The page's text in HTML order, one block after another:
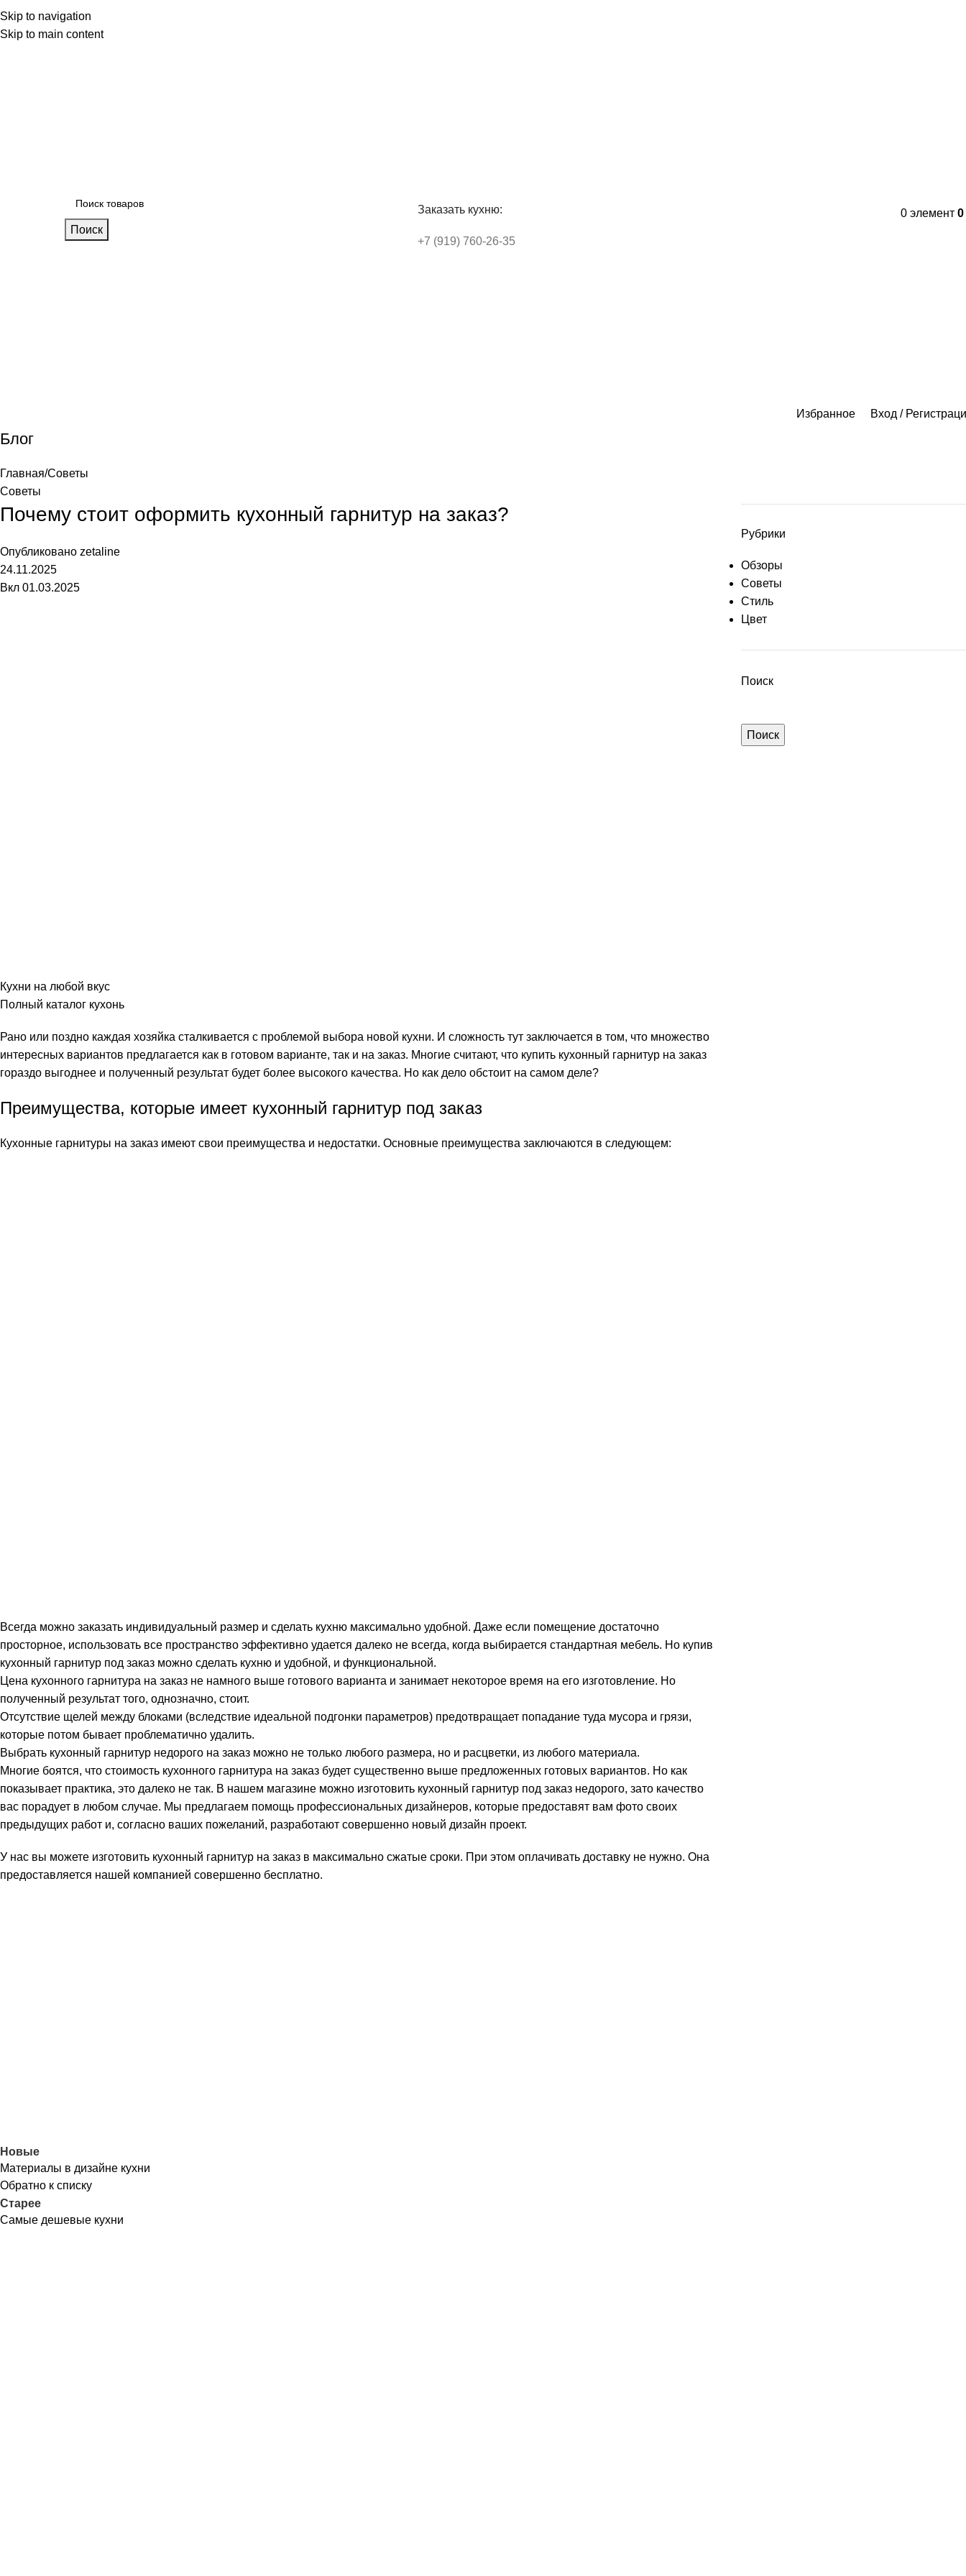
Skip to navigation
Skip to main content
БлогКалькулятор кухни
Поиск
Заказать кухню:
+7 (919) 760-26-35
0 элемент 0
Избранное Вход /
Блог
Главная Советы
Советы
Почему стоит оформить кухонный гарнитур на заказ?
Опубликовано zetaline
24.11.2025
Вкл 01.03.2025
Кухни на любой вкус
Полный каталог кухонь
Рано или поздно каждая хозяйка сталкивается с проблемой выбора новой кухни. И сложность тут заключается в том, что множество
интересных вариантов предлагается как в готовом варианте, так и на заказ. Многие считают, что купить кухонный гарнитур на заказ
гораздо выгоднее и полученный результат будет более высокого качества. Но как дело обстоит на самом деле?
Преимущества, которые имеет кухонный гарнитур под заказ
Кухонные гарнитуры на заказ имеют свои преимущества и недостатки. Основные преимущества заключаются в следующем:
Всегда можно заказать индивидуальный размер и сделать кухню максимально удобной. Даже если помещение достаточно
просторное, использовать все пространство эффективно удается далеко не всегда, когда выбирается стандартная мебель. Но купив
кухонный гарнитур под заказ можно сделать кухню и удобной, и функциональной.
Цена кухонного гарнитура на заказ не намного выше готового варианта и занимает некоторое время на его изготовление. Но
полученный результат того, однозначно, стоит.
Отсутствие щелей между блоками (вследствие идеальной подгонки параметров) предотвращает попадание туда мусора и грязи,
которые потом бывает проблематично удалить.
Выбрать кухонный гарнитур недорого на заказ можно не только любого размера, но и расцветки, из любого материала.
Многие боятся, что стоимость кухонного гарнитура на заказ будет существенно выше предложенных готовых вариантов. Но как
показывает практика, это далеко не так. В нашем магазине можно изготовить кухонный гарнитур под заказ недорого, зато качество
вас порадует в любом случае. Мы предлагаем помощь профессиональных дизайнеров, которые предоставят вам фото своих
предыдущих работ и, согласно ваших пожеланий, разработают совершенно новый дизайн проект.
У нас вы можете изготовить кухонный гарнитур на заказ в максимально сжатые сроки. При этом оплачивать доставку не нужно. Она
предоставляется нашей компанией совершенно бесплатно.
Новые
Материалы в дизайне кухни
Обратно к списку
Старее
Самые дешевые кухни
Рубрики
Обзоры
Советы
Стиль
Цвет
Поиск
Поиск